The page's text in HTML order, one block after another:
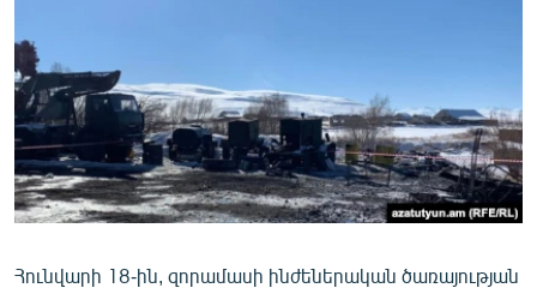
Հունվարի 18-ին, զորամասի ինժեներական ծառայության